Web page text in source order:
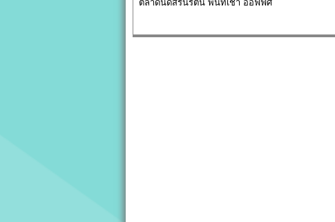
ตลาดนัดสิรินรัตน์ พื้นที่เช่า ออฟฟิศ